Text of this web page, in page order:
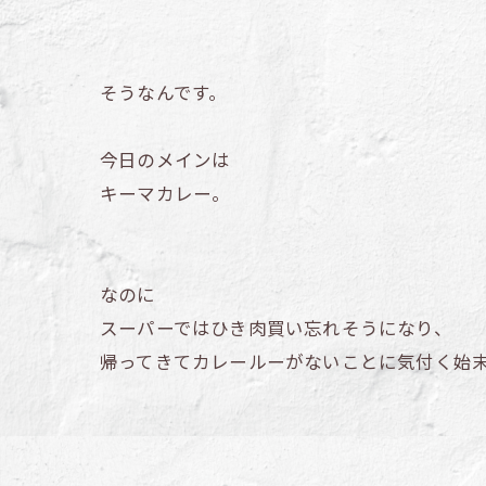
そうなんです。
今日のメインは
キーマカレー。
なのに
スーパーではひき肉買い忘れそうになり、
帰ってきてカレールーがないことに気付く始